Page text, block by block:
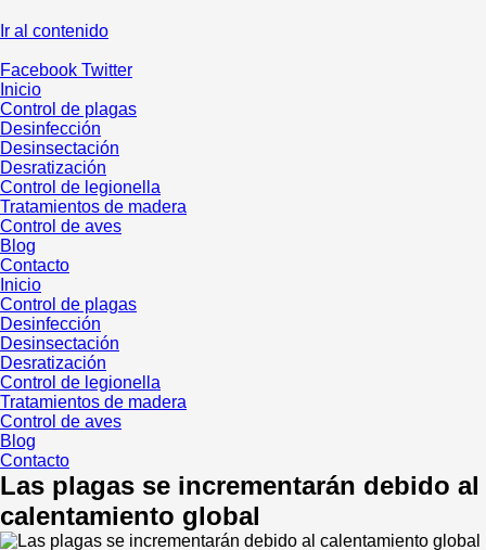
Ir al contenido
Facebook Twitter
Inicio
Control de plagas
Desinfección
Desinsectación
Desratización
Control de legionella
Tratamientos de madera
Control de aves
Blog
Contacto
Inicio
Control de plagas
Desinfección
Desinsectación
Desratización
Control de legionella
Tratamientos de madera
Control de aves
Blog
Contacto
Las plagas se incrementarán debido al
calentamiento global